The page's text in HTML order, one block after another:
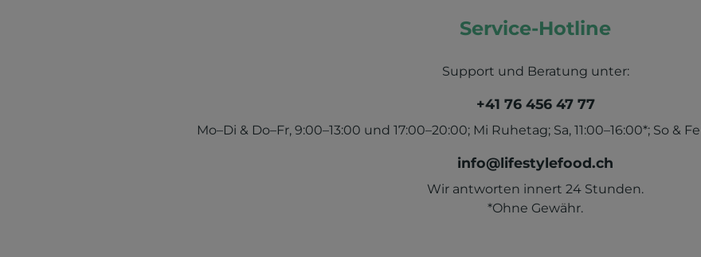
Service-Hotline
Support und Beratung unter:
+41 76 456 47 77
Mo–Di & Do–Fr, 9:00–13:00 und 17:00–20:00; Mi Ruhetag; Sa, 11:00–16:00*; So &
info@lifestylefood.ch
Wir antworten innert 24 Stunden.
*Ohne Gewähr.